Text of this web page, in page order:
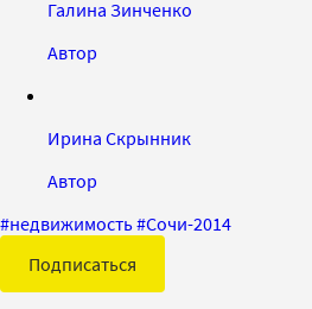
Галина Зинченко
Автор
Ирина Скрынник
Автор
#недвижимость#Сочи-2014
Подписаться